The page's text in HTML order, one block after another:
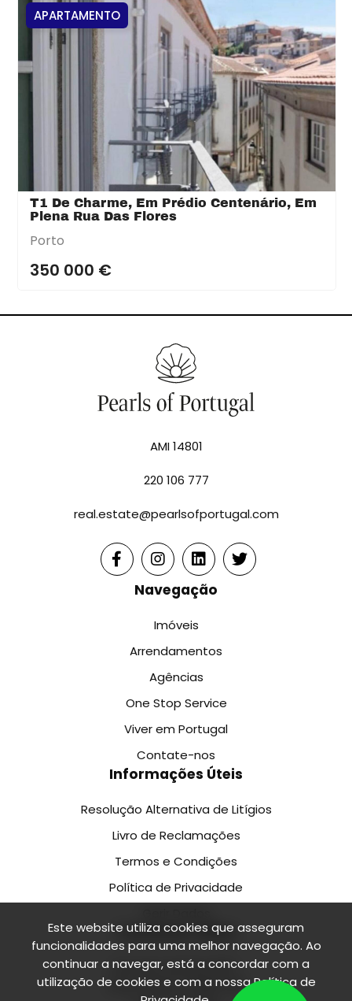
APARTAMENTO
T1 De Charme, Em Prédio Centenário, Em
Plena Rua Das Flores
Porto
350 000 €
AMI 14801
220 106 777
real.estate@pearlsofportugal.com
Navegação
Imóveis
Arrendamentos
Agências
One Stop Service
Viver em Portugal
Contate-nos
Informações Úteis
Resolução Alternativa de Litígios
Livro de Reclamações
Termos e Condições
Política de Privacidade
Customer office
Rua de Camões 218 1.
Floor, Office 2 4000-138
Este website utiliza cookies que asseguram
funcionalidades para uma melhor navegação. Ao
continuar a navegar, está a concordar com a
utilização de cookies e com a nossaPolítica de